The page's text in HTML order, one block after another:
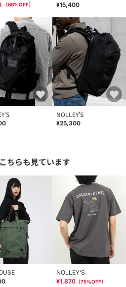
り忠実に表示出来るよう努めてお
ニターの設定及び特性により、実
の誤差が生じる場合があります。
ますので実際の商品と仕様、加
がございます。
（66%OFF） ¥15,400
NOLLEY'S
¥25,300